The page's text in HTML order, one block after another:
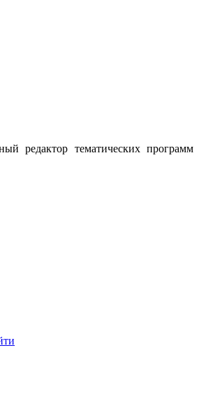
редактор тематических